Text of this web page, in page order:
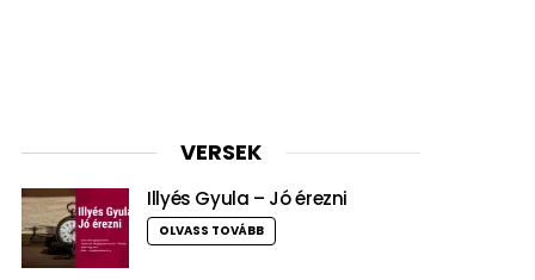
VERSEK
Illyés Gyula – Jó érezni
OLVASS TOVÁBB